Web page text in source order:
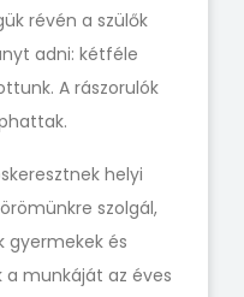
révén a szülők
adni: kétféle
A rászorulók
helyi
szolgál,
gyermekek és
munkáját az éves